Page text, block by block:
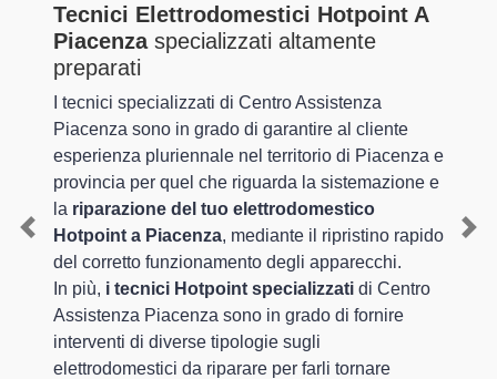
Tecnici Elettrodomestici Hotpoint A
Piacenzaspecializzati altamente
preparati
I tecnici specializzati di Centro Assistenza
Piacenza sono in grado di garantire al cliente
esperienza pluriennale nel territorio di Piacenza e
provincia per quel che riguarda la sistemazione e
la riparazione del tuo elettrodomestico
Hotpoint a Piacenza, mediante il ripristino rapido
del corretto funzionamento degli apparecchi.
In più, i tecnici Hotpoint specializzati di Centro
Assistenza Piacenza sono in grado di fornire
interventi di diverse tipologie sugli
elettrodomestici da riparare per farli tornare
Previous